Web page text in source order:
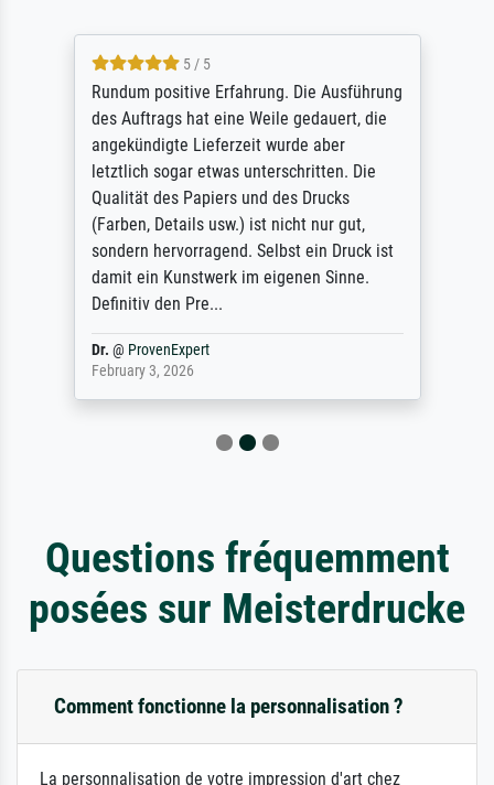
5 / 5
Rundum positive Erfahrung. Die Ausführung
des Auftrags hat eine Weile gedauert, die
angekündigte Lieferzeit wurde aber
letztlich sogar etwas unterschritten. Die
Qualität des Papiers und des Drucks
(Farben, Details usw.) ist nicht nur gut,
sondern hervorragend. Selbst ein Druck ist
damit ein Kunstwerk im eigenen Sinne.
Definitiv den Pre...
Dr. @ ProvenExpert
February 3, 2026
Questions fréquemment
posées sur Meisterdrucke
Comment fonctionne la personnalisation ?
La personnalisation de votre impression d'art chez